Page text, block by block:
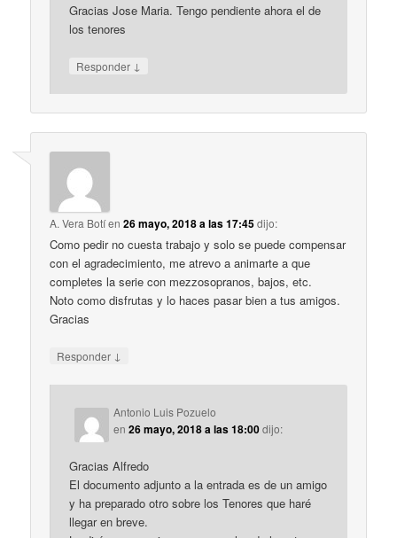
Gracias Jose Maria. Tengo pendiente ahora el de
los tenores
Responder ↓
A. Vera Botíen26 mayo, 2018 a las 17:45dijo:
Como pedir no cuesta trabajo y solo se puede compensar
con el agradecimiento, me atrevo a animarte a que
completes la serie con mezzosopranos, bajos, etc.
Noto como disfrutas y lo haces pasar bien a tus amigos.
Gracias
Responder ↓
Antonio Luis Pozuelo
en26 mayo, 2018 a las 18:00dijo:
Gracias Alfredo
El documento adjunto a la entrada es de un amigo
y ha preparado otro sobre los Tenores que haré
llegar en breve.